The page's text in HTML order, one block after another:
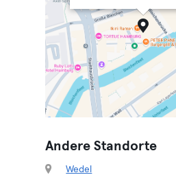
Andere Standorte
Wedel